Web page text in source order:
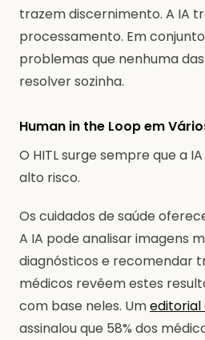
trazem discernimento. A IA
processamento. Em
problemas que nenhuma
resolver sozinha.
Human in the Loop em
O HITL surge sempre que a
alto risco.
Os cuidados de saúde
A IA pode analisar imagens
diagnósticos e recomendar
médicos revêem estes
com base neles. Umeditorial
assinalou que 58% dos